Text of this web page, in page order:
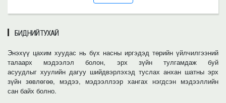
БИДНИЙ ТУХАЙ
Энэхүү цахим хуудас нь бүх насны иргэдэд төрийн үйлчилгээний
талаарх мэдээлэл болон, эрх зүйн тулгамдаж буй
асуудлыг хуулийн дагуу шийдвэрлэхэд туслах анхан шатны эрх
зүйн зөвлөгөө, мэдээ, мэдээллээр хангах нэгдсэн мэдээллийн
сан байх болно.